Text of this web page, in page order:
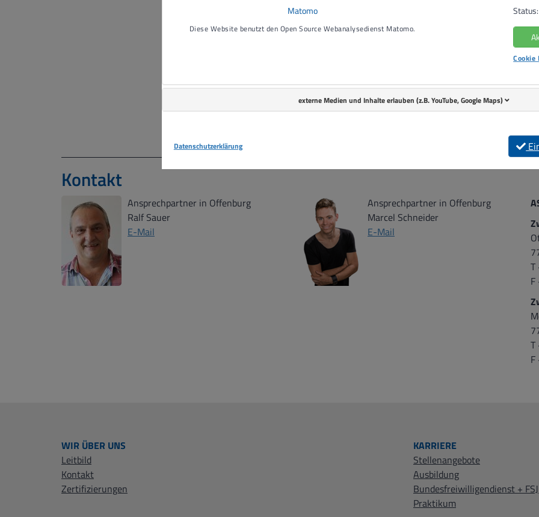
Durch das Aktivieren werden Daten an den Anbieter
übermittelt. Weitere Informationen können in unserer
Kontakt
Ansprechpartner in Offenburg
Ralf Sauer
E-Mail
Ansprechpartner in Offenburg
Marcel Schneider
E-Mail
T
T
WIR ÜBER UNS
Leitbild
Kontakt
Zertifizierungen
KARRIERE
Stellenangebote
Ausbildung
Bundesfreiwilligendienst + FSJ
Praktikum
Matomo
Diese Website benutzt den Open Source Webanalysedienst Matomo.
Status:
Cookie
externe Medien und Inhalte erlauben (z.B. YouTube, Google Maps)
Datenschutzerklärung